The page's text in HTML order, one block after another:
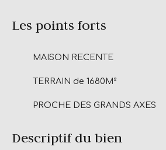
Les points forts
MAISON RECENTE
TERRAIN de 1680M²
PROCHE DES GRANDS AXES
Descriptif du bien